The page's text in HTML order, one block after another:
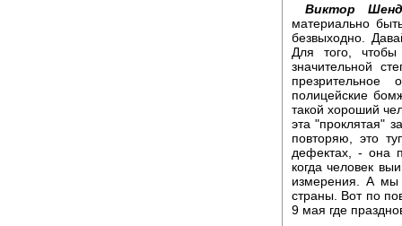
Виктор
материально
безвыходно.
Для того,
значительной
полицейские
такой хороший
эта "проклятая"
повторяю, это
дефектах, - она
когда человек
измерения. А мы
страны. Вот по
9 мая где